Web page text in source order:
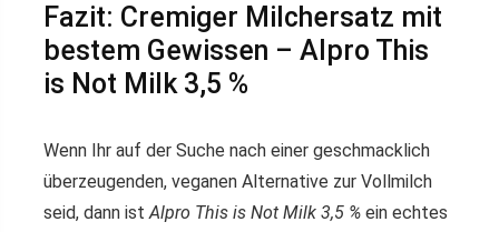
Fazit: Cremiger Milchersatz mit
bestem Gewissen – Alpro This
is Not Milk 3,5 %
Wenn Ihr auf der Suche nach einer geschmacklich
überzeugenden, veganen Alternative zur Vollmilch
seid, dann istAlpro This is Not Milk 3,5 % ein echtes